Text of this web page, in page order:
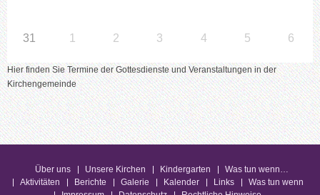
31 1 2 3 4 5 6
Hier finden Sie Termine der Gottesdienste und Veranstaltungen in der
Kirchengemeinde
Über uns Unsere Kirchen Kindergarten
Was tun wenn…
Aktivitäten
Berichte Galerie Kalender Links
Was tun wenn